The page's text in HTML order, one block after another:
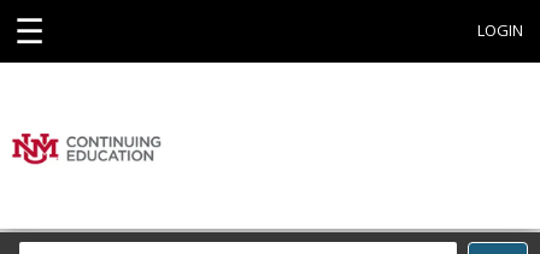
☰ LOGIN